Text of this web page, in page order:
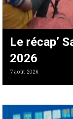
Le récap’
2026
7 août 2026